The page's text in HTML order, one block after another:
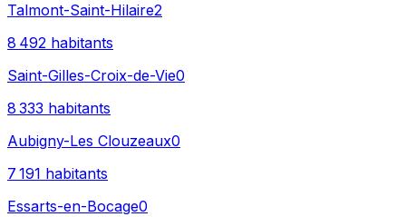
Talmont-Saint-Hilaire2
8 492 habitants
Saint-Gilles-Croix-de-Vie0
8 333 habitants
Aubigny-Les Clouzeaux0
7 191 habitants
Essarts-en-Bocage0